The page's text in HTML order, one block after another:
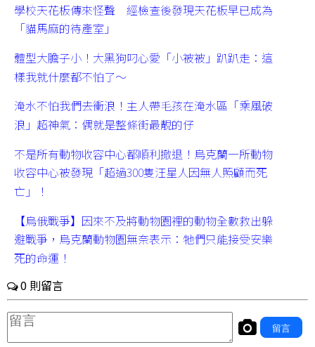
學校天花板傳來怪聲 經檢查後發現天花板早已成為
「貓馬麻的待產室」
體型大膽子小！大黑狗叼心愛「小被被」趴趴走：這
樣我就什麼都不怕了～
淹水不怕我們去衝浪！主人帶毛孩在淹水區「乘風破
浪」超神氣：偶就是整條街最靚的仔
不是所有動物收容中心都順利撤退！烏克蘭一所動物
收容中心被發現「超過300隻汪星人因無人照顧而死
亡」！
【烏俄戰爭】因來不及將動物園裡的動物全數救出躲
避戰爭，烏克蘭動物園無奈表示：牠們只能接受安樂
死的命運！